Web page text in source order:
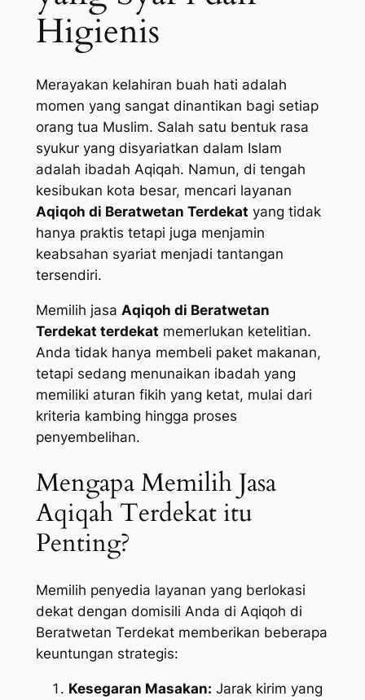
Higienis
Merayakan kelahiran buah hati adalah
momen yang sangat dinantikan bagi setiap
orang tua Muslim. Salah satu bentuk rasa
syukur yang disyariatkan dalam Islam
adalah ibadah Aqiqah. Namun, di tengah
kesibukan kota besar, mencari layanan
Aqiqoh di Beratwetan Terdekat yang tidak
hanya praktis tetapi juga menjamin
keabsahan syariat menjadi tantangan
tersendiri.
Memilih jasa Aqiqoh di Beratwetan
Terdekat terdekat memerlukan ketelitian.
Anda tidak hanya membeli paket makanan,
tetapi sedang menunaikan ibadah yang
memiliki aturan fikih yang ketat, mulai dari
kriteria kambing hingga proses
penyembelihan.
Mengapa Memilih Jasa
Aqiqah Terdekat itu
Penting?
Memilih penyedia layanan yang berlokasi
dekat dengan domisili Anda di Aqiqoh di
Beratwetan Terdekat memberikan beberapa
keuntungan strategis:
Kesegaran Masakan: Jarak kirim yang